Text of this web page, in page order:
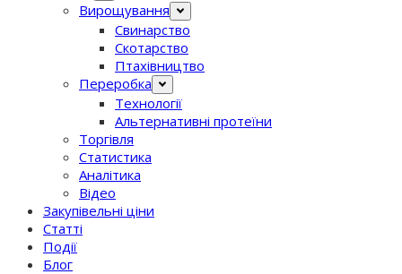
Вирощування
Свинарство
Скотарство
Птахівництво
Переробка
Технології
Альтернативні протеїни
Торгівля
Статистика
Аналітика
Відео
Закупівельні ціни
Статті
Події
Блог